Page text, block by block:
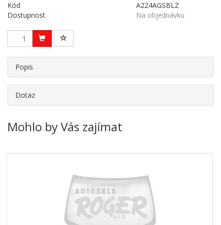
Kód
A224AGSBLZ
Dostupnost
Na objednávku
Popis
Dotaz
Mohlo by Vás zajímat